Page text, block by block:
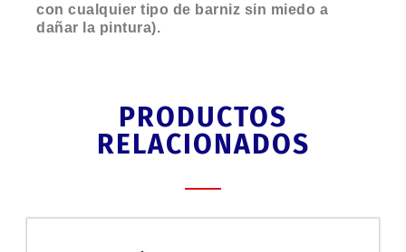
con cualquier tipo de barniz sin miedo a
dañar la pintura).
PRODUCTOS
RELACIONADOS